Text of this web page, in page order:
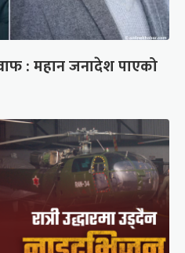
: महान जनादेश पाएको